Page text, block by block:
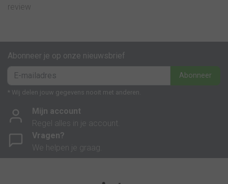
review
Abonneer je op onze nieuwsbrief
Abonneer
* Wij delen jouw gegevens nooit met anderen.
Mijn account
Regel alles in je account.
Vragen?
We helpen je graag.